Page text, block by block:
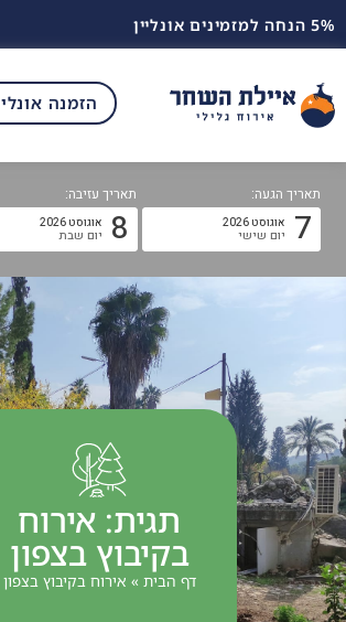
5% הנחה למזמינים אונליין
הזמנה אונליין
תאריך הגעה:
7 אוגוסט 2026
יום שישי
תאריך עזיבה:
8 אוגוסט 2026
יום שבת
תגית: אירוח
בקיבוץ בצפון
דף הבית»אירוח בקיבוץ בצפון